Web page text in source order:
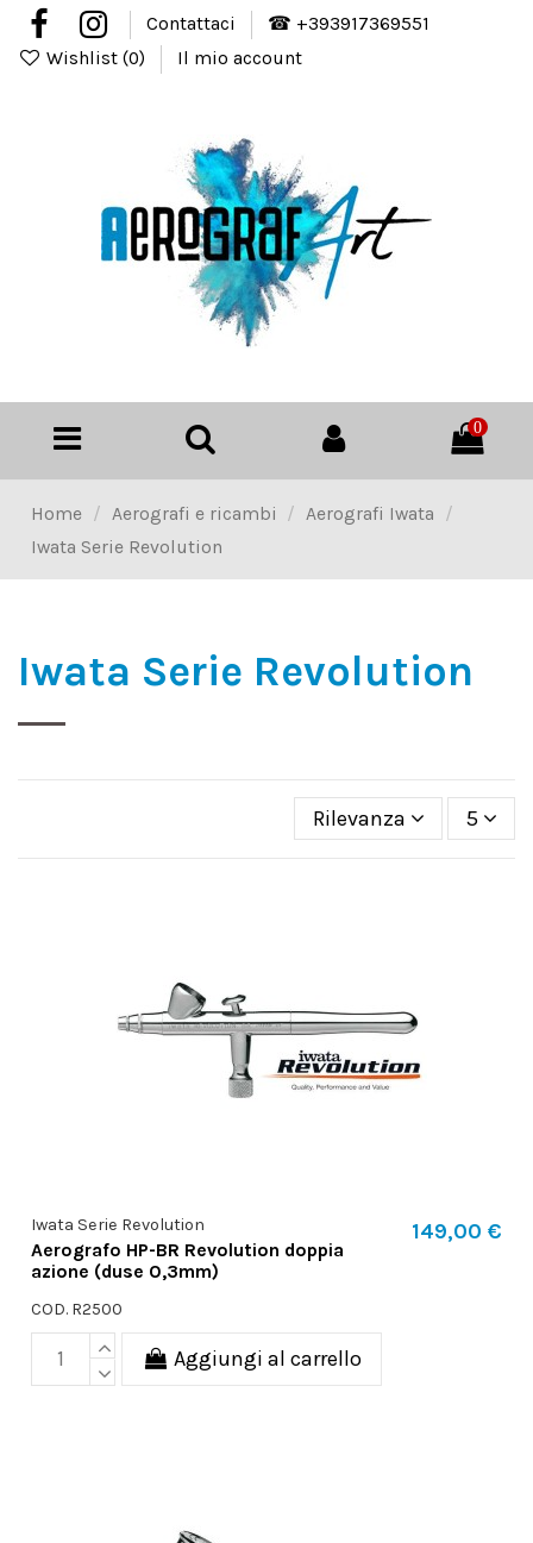
Contattaci
☎ +393917369551
Wishlist (0) Il mio account
0
Home Aerografi e ricambi
Aerografi Iwata
Iwata Serie Revolution
Iwata Serie Revolution
Rilevanza 5
Iwata Serie Revolution
Aerografo HP-BR Revolution doppia
azione (duse 0,3mm)
149,00 €
COD. R2500
Aggiungi al carrello